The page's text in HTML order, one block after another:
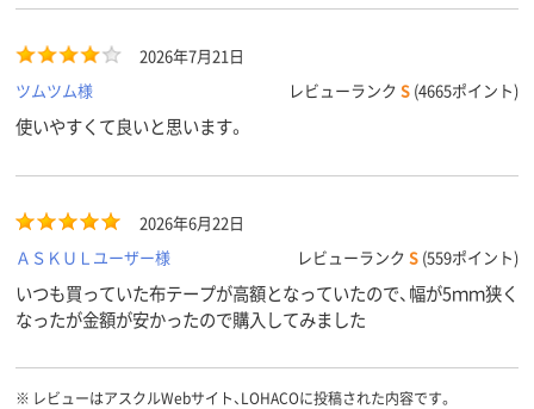
2026年7月21日
ツムツム様
レビューランク S (4665ポイント)
使いやすくて良いと思います。
2026年6月22日
ＡＳＫＵＬユーザー様
レビューランク S (559ポイント)
いつも買っていた布テープが高額となっていたので、幅が5ｍｍ狭く
なったが金額が安かったので購入してみました
※ レビューはアスクルWebサイト、LOHACOに投稿された内容です。